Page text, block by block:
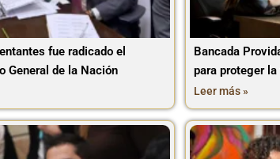
fue radicado el
General de la Nación
Bancada
para proteger
Leer más »